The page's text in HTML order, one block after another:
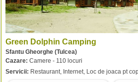
Green Dolphin Camping
Sfantu Gheorghe (Tulcea)
Cazare: Camere - 110 locuri
Servicii: Restaurant, Internet, Loc de joaca pt